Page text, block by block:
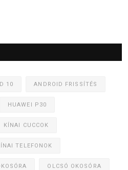
10 ANDROID FRISSÍTÉS
HUAWEI P30
KÍNAI CUCCOK
TELEFONOK
OLCSÓ OKOSÓRA